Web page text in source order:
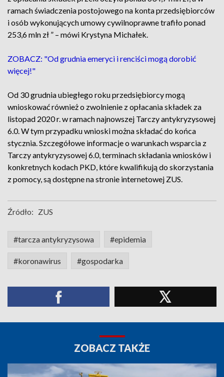
ramach świadczenia postojowego na konta przedsiębiorców
i osób wykonujących umowy cywilnoprawne trafiło ponad
253,6 mln zł ” – mówi Krystyna Michałek.
ZOBACZ: "Od grudnia emeryci i renciści mogą dorobić
więcej!"
Od 30 grudnia ubiegłego roku przedsiębiorcy mogą
wnioskować również o zwolnienie z opłacania składek za
listopad 2020 r. w ramach najnowszej Tarczy antykryzysowej
6.0. W tym przypadku wnioski można składać do końca
stycznia. Szczegółowe informacje o warunkach wsparcia z
Tarczy antykryzysowej 6.0, terminach składania wniosków i
konkretnych kodach PKD, które kwalifikują do skorzystania
z pomocy, są dostępne na stronie internetowej ZUS.
Źródło: ZUS
#tarcza antykryzysowa #epidemia
#koronawirus #gospodarka
ZOBACZ TAKŻE